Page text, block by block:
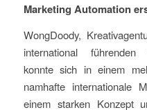
Marketing Automation
WongDoody,
international führenden
konnte sich in einem
namhafte internationale
einem starken Konzept